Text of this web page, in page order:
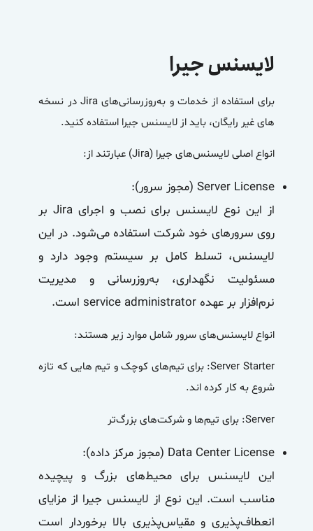
لایسنس جیرا
برای استفاده از خدمات و به‌روزرسانی‌های Jira در نسخه
های غیر رایگان، باید از لایسنس جیرا استفاده کنید.
انواع اصلی لایسنس‌های جیرا (Jira) عبارتند از:
Server License (مجوز سرور)
:
از این نوع لایسنس برای نصب و اجرای Jira بر
روی سرورهای خود شرکت استفاده می‌شود. در این
لایسنس، تسلط کامل بر سیستم وجود دارد و
مسئولیت نگهداری، به‌روزرسانی و مدیریت
نرم‌افزار بر عهده service administrator است.
انواع لایسنس‌های سرور شامل موارد زیر هستند:
Server Starter: برای تیم‌های کوچک و تیم هایی که تازه
شروع به کار کرده اند.
Server: برای تیم‌ها و شرکت‌های بزرگ‌تر
Data Center License (مجوز مرکز داده)
:
این لایسنس برای محیط‌های بزرگ و پیچیده
مناسب است. این نوع از لایسنس جیرا از مزایای
انعطاف‌پذیری و مقیاس‌پذیری بالا برخوردار است